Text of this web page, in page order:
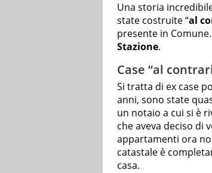
Una storia
state costruite “al
presente in
Stazione.
Case “al
Si tratta di ex case
anni, sono state
un notaio a cui si è
che aveva deciso di
appartamenti ora
catastale è
casa.